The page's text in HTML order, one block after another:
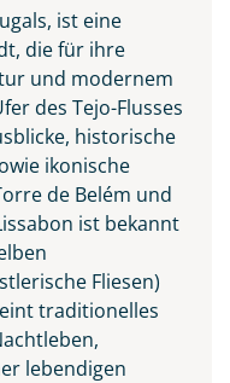
ist eine
die für ihre
und modernem
des Tejo-Flusses
historische
ikonische
de Belém und
ist bekannt
Fliesen)
traditionelles
lebendigen